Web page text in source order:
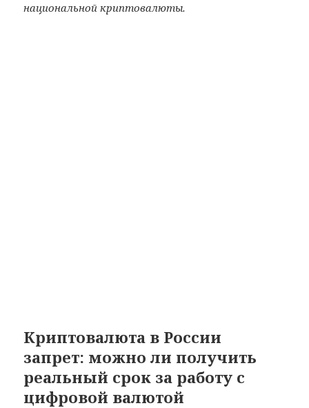
национальной криптовалюты.
Криптовалюта в России
запрет: можно ли получить
реальный срок за работу с
цифровой валютой